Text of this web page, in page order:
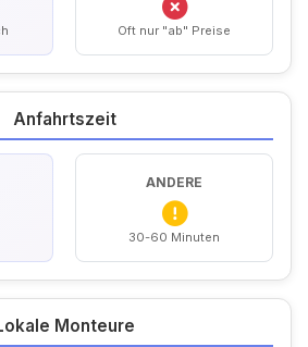
Oft nur "ab" Preise
Anfahrtszeit
ANDERE
30-60 Minuten
Monteure